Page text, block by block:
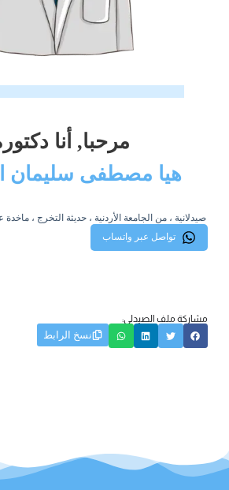
مرحبا, أنا
هيا مصطفى سليمان
صيدلانية ، من الجامعة الأردنية ، حديثة التخرج ،
تواصل عبر واتساب
مشاركة ملف الصيدلي:
نسخ الرابط